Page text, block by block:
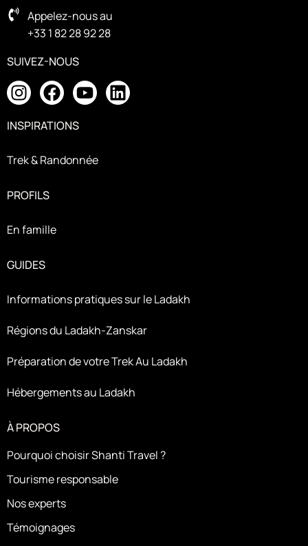
Appelez-nous au
+33 1 82 28 92 28
INSPIRATIONS
Trek & Randonnée
SUIVEZ-NOUS
PROFILS
En famille
GUIDES
Informations pratiques sur le Ladakh
Régions du Ladakh-Zanskar
Préparation de votre Trek Au Ladakh
Hébergements au Ladakh
À PROPOS
Pourquoi choisir Shanti Travel ?
Tourisme responsable
Nos experts
Témoignages